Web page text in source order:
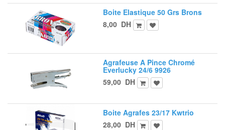
Boite Elastique 50 Grs Brons
8,00 DH
Agrafeuse A Pince Chromé
Everlucky 24/6 9926
59,00 DH
Boite Agrafes 23/17 Kwtrio
28,00 DH